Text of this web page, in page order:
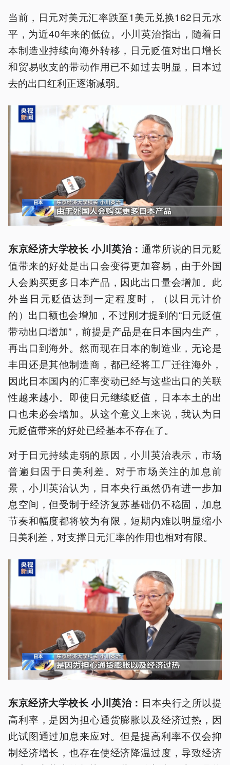
当前，日元对美元汇率跌至1美元兑换162日元水
平，为近40年来的低位。小川英治指出，随着日
本制造业持续向海外转移，日元贬值对出口增长
和贸易收支的带动作用已不如过去明显，日本过
去的出口红利正逐渐减弱。
东京经济大学校长 小川英治： 通常所说的日元贬
值带来的好处是出口会变得更加容易，由于外国
人会购买更多日本产品，因此出口量会增加。此
外当日元贬值达到一定程度时，（以日元计价
的）出口额也会增加，不过刚才提到的“日元贬值
带动出口增加”，前提是产品是在日本国内生产，
再出口到海外。然而现在日本的制造业，无论是
丰田还是其他制造商，都已经将工厂迁往海外，
因此日本国内的汇率变动已经与这些出口的关联
性越来越小。即使日元继续贬值，日本本土的出
口也未必会增加。从这个意义上来说，我认为日
元贬值带来的好处已经基本不存在了。
对于日元持续走弱的原因，小川英治表示，市场
普遍归因于日美利差。对于市场关注的加息前
景，小川英治认为，日本央行虽然仍有进一步加
息空间，但受制于经济复苏基础仍不稳固，加息
节奏和幅度都将较为有限，短期内难以明显缩小
日美利差，对支撑日元汇率的作用也相对有限。
东京经济大学校长 小川英治： 日本央行之所以提
高利率，是因为担心通货膨胀以及经济过热，因
此试图通过加息来应对。但是提高利率不仅会抑
制经济增长，也存在使经济降温过度，导致经济